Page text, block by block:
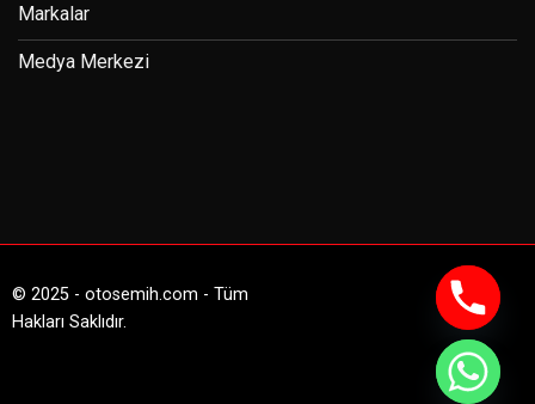
Markalar
Medya Merkezi
© 2025 - otosemih.com - Tüm
Hakları Saklıdır.